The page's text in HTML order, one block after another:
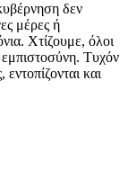
δεν
μέρες ή
Χτίζουμε, όλοι
εμπιστοσύνη. Τυχόν
και